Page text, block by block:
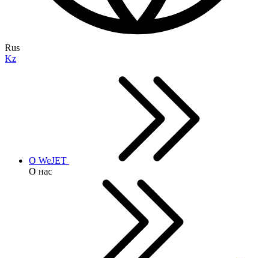
Rus
Kz
О WeJET
О нас